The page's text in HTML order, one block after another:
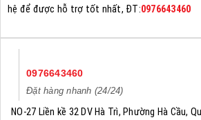
hệ để được hỗ trợ tốt nhất, ĐT:0976643460
0976643460
Đặt hàng nhanh (24/24)
NO-27 Liền kề 32 DV Hà Trì, Phường Hà Cầu,